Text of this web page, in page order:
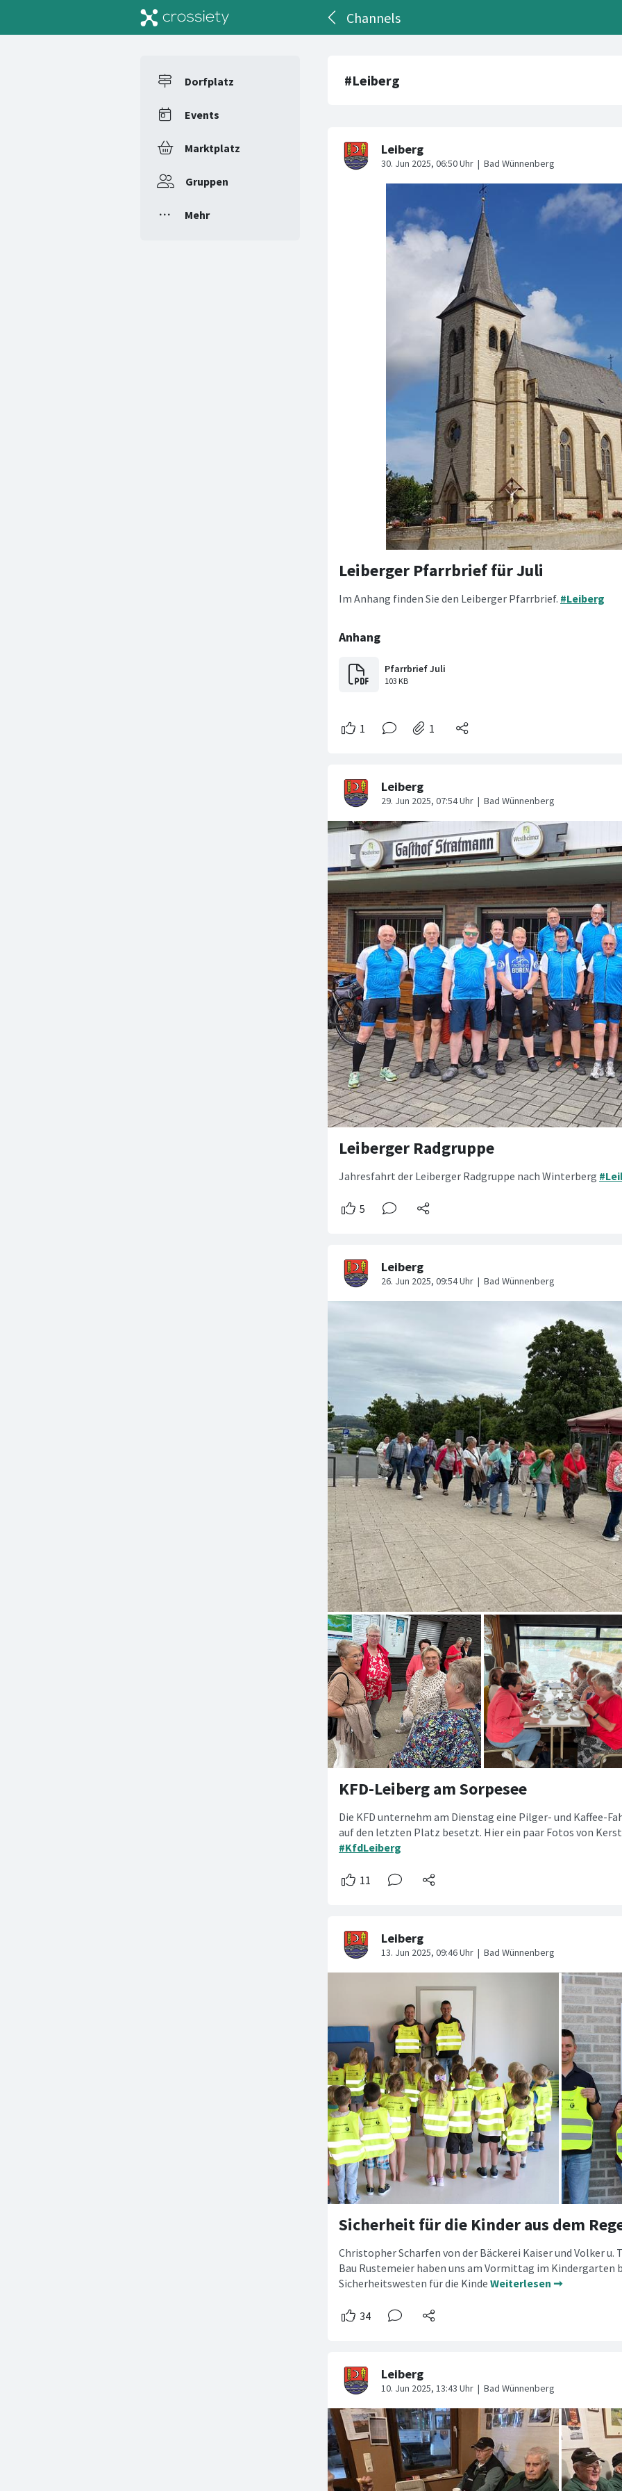
Channels
Dorfplatz
Events
Marktplatz
Gruppen
Mehr
#Leiberg
Leiberger Pfarrbrief für Juli
Im Anhang finden Sie den Leiberger Pfarrbrief. #Leiberg
Leiberger Radgruppe
Jahresfahrt der Leiberger Radgruppe nach Winterberg
KFD-Leiberg am Sorpesee
Die KFD unternehm am Dienstag eine Pilger- und Kaffee-
auf den letzten Platz besetzt. Hier ein paar Fotos von
#KfdLeiberg
Sicherheit für die Kinder aus dem
Christopher Scharfen von der Bäckerei Kaiser und Volker u.
Bau Rustemeier haben uns am Vormittag im Kindergarten
Sicherheitswesten für die Kinde Weiterlesen ➞